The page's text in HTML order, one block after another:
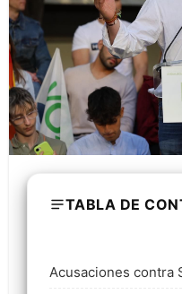
TABLA DE
Acusaciones contra